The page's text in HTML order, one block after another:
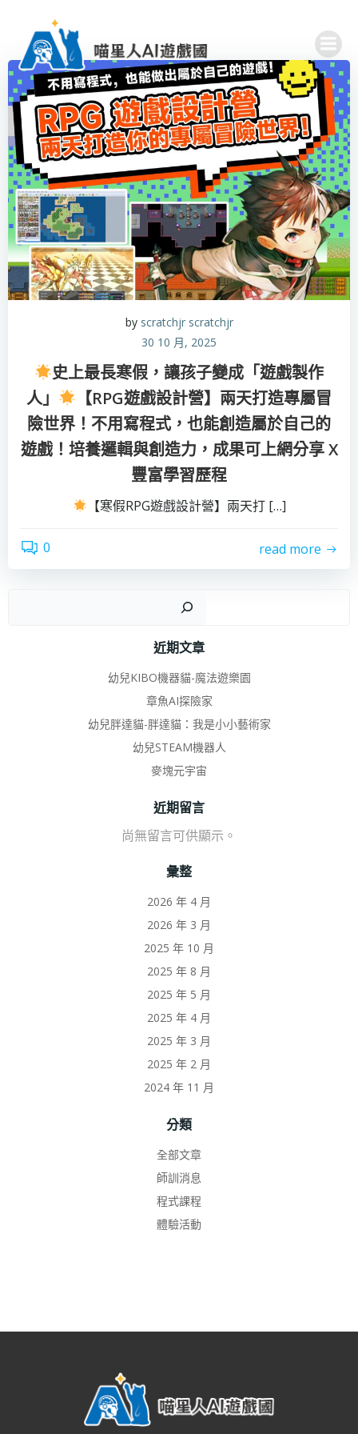
content
by scratchjr scratchjr
30 10 月, 2025
史上最長寒假，讓孩子變成「遊戲製作
人」
【RPG遊戲設計營】兩天打造專屬冒
險世界！不用寫程式，也能創造屬於自己的
遊戲！培養邏輯與創造力，成果可上網分享 X
豐富學習歷程
【寒假RPG遊戲設計營】兩天打 […]
0 read more
近期文章
幼兒KIBO機器貓-魔法遊樂園
章魚AI探險家
幼兒胖達貓-胖達貓：我是小小藝術家
幼兒STEAM機器人
麥塊元宇宙
近期留言
尚無留言可供顯示。
彙整
2026 年 4 月
2026 年 3 月
2025 年 10 月
2025 年 8 月
2025 年 5 月
2025 年 4 月
2025 年 3 月
2025 年 2 月
2024 年 11 月
分類
全部文章
師訓消息
程式課程
體驗活動